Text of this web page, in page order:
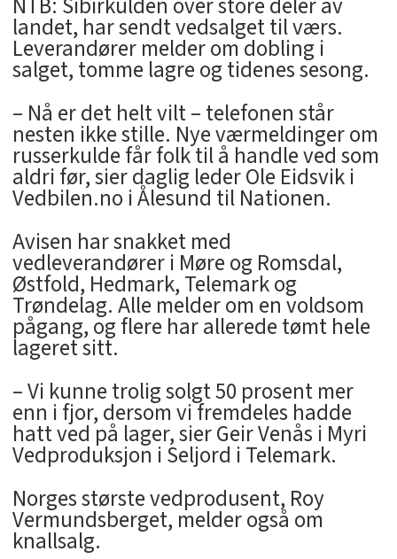
NTB: Sibirkulden over store deler av
landet, har sendt vedsalget til værs.
Leverandører melder om dobling i
salget, tomme lagre og tidenes sesong.
– Nå er det helt vilt – telefonen står
nesten ikke stille. Nye værmeldinger om
russerkulde får folk til å handle ved som
aldri før, sier daglig leder Ole Eidsvik i
Vedbilen.no i Ålesund til Nationen.
Avisen har snakket med
vedleverandører i Møre og Romsdal,
Østfold, Hedmark, Telemark og
Trøndelag. Alle melder om en voldsom
pågang, og flere har allerede tømt hele
lageret sitt.
– Vi kunne trolig solgt 50 prosent mer
enn i fjor, dersom vi fremdeles hadde
hatt ved på lager, sier Geir Venås i Myri
Vedproduksjon i Seljord i Telemark.
Norges største vedprodusent, Roy
Vermundsberget, melder også om
knallsalg.